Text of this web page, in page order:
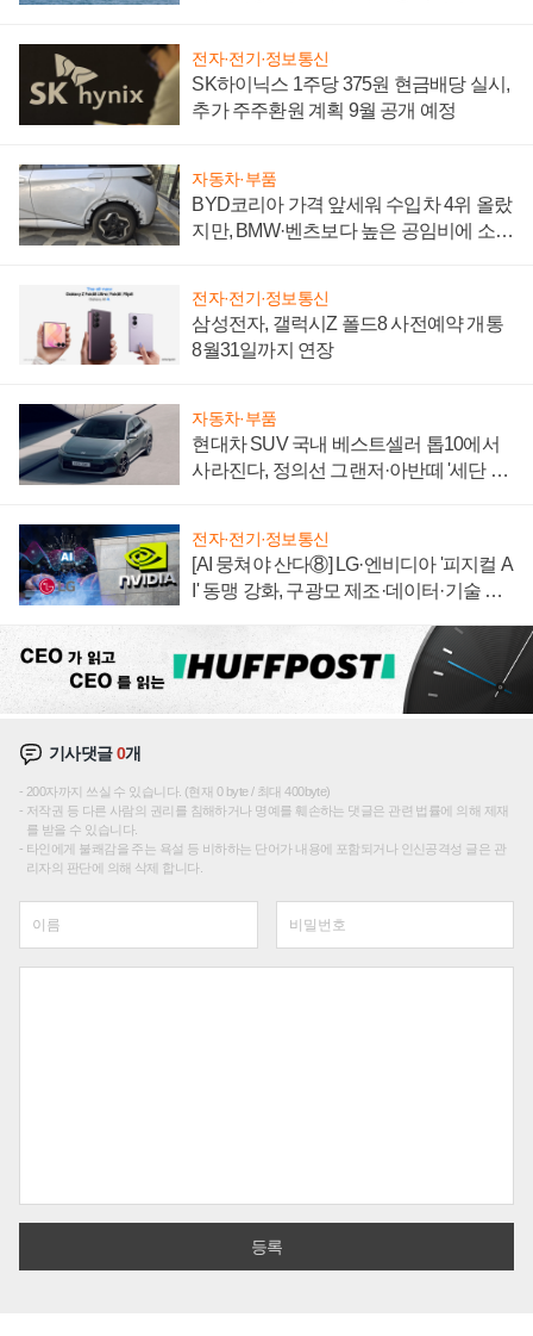
전자·전기·정보통신
SK하이닉스 1주당 375원 현금배당 실시,
추가 주주환원 계획 9월 공개 예정
자동차·부품
BYD코리아 가격 앞세워 수입차 4위 올랐
지만, BMW·벤츠보다 높은 공임비에 소비
전자·전기·정보통신
삼성전자, 갤럭시Z 폴드8 사전예약 개통
8월31일까지 연장
자동차·부품
현대차 SUV 국내 베스트셀러 톱10에서
사라진다, 정의선 그랜저·아반떼 '세단 쌍
전자·전기·정보통신
[AI 뭉쳐야 산다⑧] LG·엔비디아 '피지컬 A
I' 동맹 강화, 구광모 제조·데이터·기술 결
기사댓글0개
200자까지 쓰실 수 있습니다. (현재 0 byte / 최대 400byte)
저작권 등 다른 사람의 권리를 침해하거나 명예를 훼손하는 댓글은 관련 법률에 의해 제재
를 받을 수 있습니다.
타인에게 불쾌감을 주는 욕설 등 비하하는 단어가 내용에 포함되거나 인신공격성 글은 관
리자의 판단에 의해 삭제 합니다.